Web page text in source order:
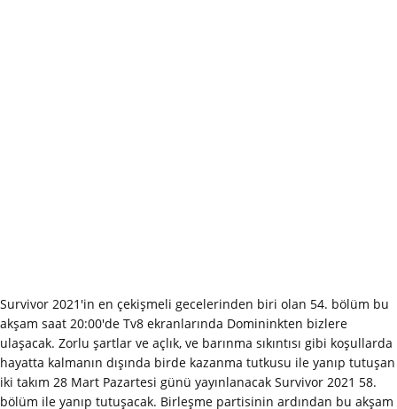
Survivor 2021'in en çekişmeli gecelerinden biri olan 54. bölüm bu
akşam saat 20:00'de Tv8 ekranlarında Domininkten bizlere
ulaşacak. Zorlu şartlar ve açlık, ve barınma sıkıntısı gibi koşullarda
hayatta kalmanın dışında birde kazanma tutkusu ile yanıp tutuşan
iki takım 28 Mart Pazartesi günü yayınlanacak Survivor 2021 58.
bölüm ile yanıp tutuşacak. Birleşme partisinin ardından bu akşam